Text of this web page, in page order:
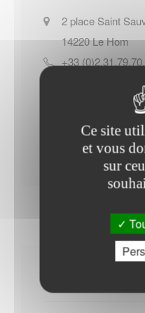
2 place Saint
14220Le Hom
+33
Site officiel de l
de Le Bû-sur-
Contacter
Ce site
et vous
sur